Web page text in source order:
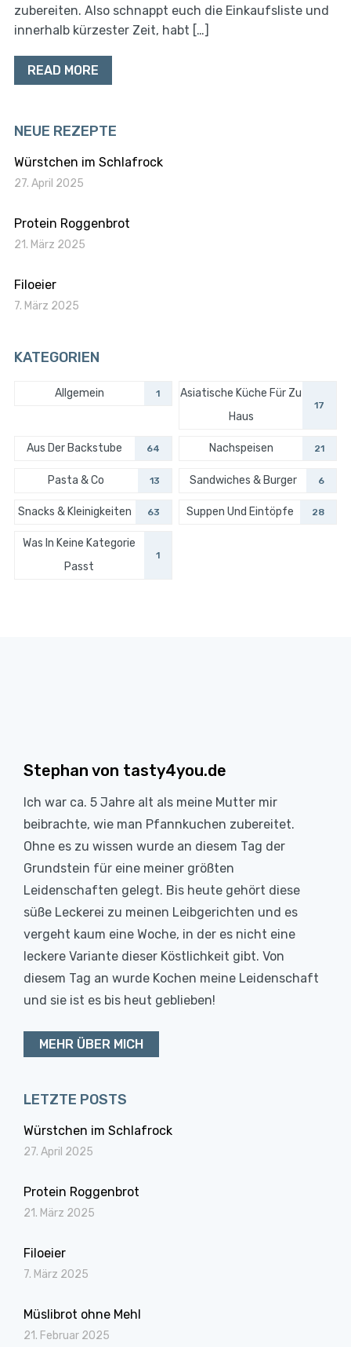
zubereiten. Also schnappt euch die Einkaufsliste und
innerhalb kürzester Zeit, habt […]
READ MORE
NEUE REZEPTE
Würstchen im Schlafrock
27. April 2025
Protein Roggenbrot
21. März 2025
Filoeier
7. März 2025
KATEGORIEN
Allgemein 1
Asiatische Küche Für Zu
Haus
17
Aus Der Backstube 64 Nachspeisen 21
Pasta & Co 13 Sandwiches & Burger 6
Snacks & Kleinigkeiten 63 Suppen Und Eintöpfe 28
Was In Keine Kategorie
Passt
1
Stephan von tasty4you.de
Ich war ca. 5 Jahre alt als meine Mutter mir
beibrachte, wie man Pfannkuchen zubereitet.
Ohne es zu wissen wurde an diesem Tag der
Grundstein für eine meiner größten
Leidenschaften gelegt. Bis heute gehört diese
süße Leckerei zu meinen Leibgerichten und es
vergeht kaum eine Woche, in der es nicht eine
leckere Variante dieser Köstlichkeit gibt. Von
diesem Tag an wurde Kochen meine Leidenschaft
und sie ist es bis heut geblieben!
MEHR ÜBER MICH
LETZTE POSTS
Würstchen im Schlafrock
27. April 2025
Protein Roggenbrot
21. März 2025
Filoeier
7. März 2025
Müslibrot ohne Mehl
21. Februar 2025